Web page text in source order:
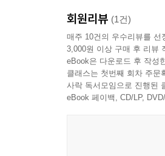
작가와 주연배우 친필
솔직해도 너무 솔직한
유독 편집된 장면이 많
작가판 무삭제 대본집
회원리뷰 (1건)
매주 10건의 우수리뷰를
3,000원 이상 구매 후 리뷰
eBook은 다운로드 후 작성
클래스는 첫번째 회차 주문
사락 독서모임으로 진행된
eBook 페이백, CD/LP,